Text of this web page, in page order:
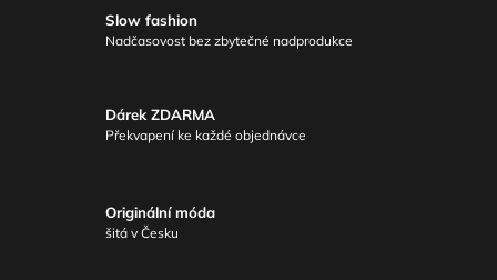
Slow fashion
Nadčasovost bez zbytečné nadprodukce
Dárek ZDARMA
Překvapení ke každé objednávce
Originální móda
šitá v Česku